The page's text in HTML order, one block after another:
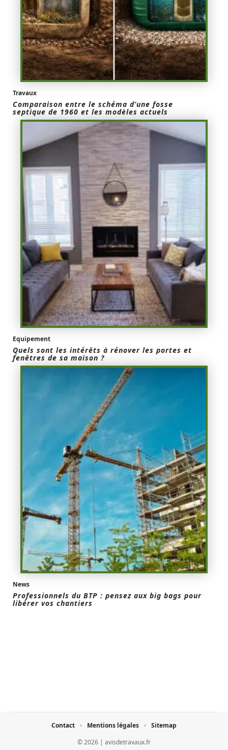
Travaux
Comparaison entre le schéma d’une fosse
septique de 1960 et les modèles actuels
Equipement
Quels sont les intérêts à rénover les portes et
fenêtres de sa maison ?
News
Professionnels du BTP : pensez aux big bags pour
libérer vos chantiers
© 2026 | avisdetravaux.fr
Contact Mentions légales Sitemap